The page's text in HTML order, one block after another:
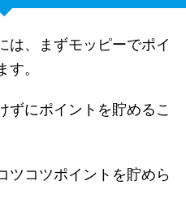
は、まずモッピーでポイ
。
ずにポイントを貯めるこ
ツコツポイントを貯めら